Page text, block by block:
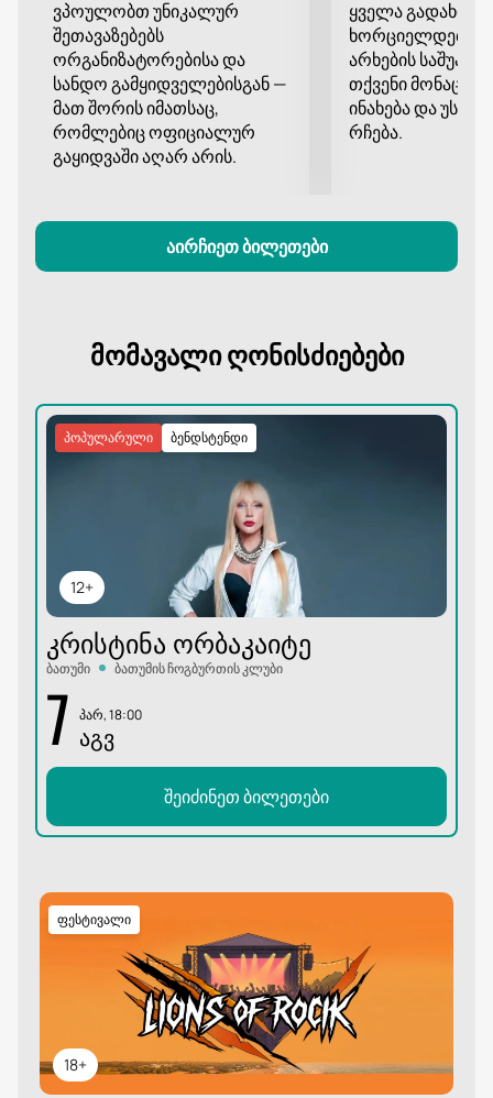
არ გამოტოვოთ თქვენი შანსი მონაწილეობა
მიიღოთ ამ მუსიკალურ ღონისძიებაში.
ვპოულობთ უნიკალურ
შეთავაზებებს
ორგანიზატორებისა და
სანდო გამყიდველებისგან —
მათ შორის იმათსაც,
რომლებიც ოფიციალურ
გაყიდვაში აღარ არის.
ყველა გადახდა
ხორციელდება
არხების
თქვენი
ინახება და
რჩება.
აირჩიეთ ბილეთები
მომავალი ღონისძიებები
12+
ბენდსტენდი
პოპულარული
ᲙᲠᲘᲡᲢᲘᲜᲐ ᲝᲠᲑᲐᲙᲐᲘᲢᲔ
ბათუმი ბათუმის ჩოგბურთის კლუბი
7 პარ, 18:00
ᲐᲒᲕ
შეიძინეთ ბილეთები
18+
ფესტივალი